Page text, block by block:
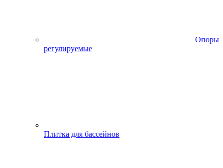
Опоры
регулируемые
Плитка для бассейнов